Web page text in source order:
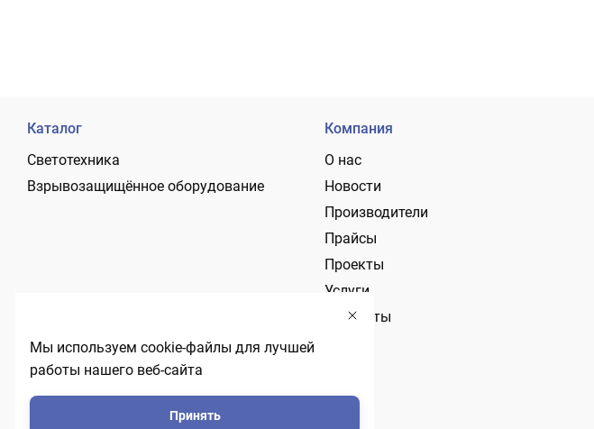
Каталог
Светотехника
Взрывозащищённое оборудование
Компания
О нас
Новости
Производители
Прайсы
Проекты
Услуги
Контакты
Мы используем cookie-файлы для лучшей
работы нашего веб-сайта
Принять